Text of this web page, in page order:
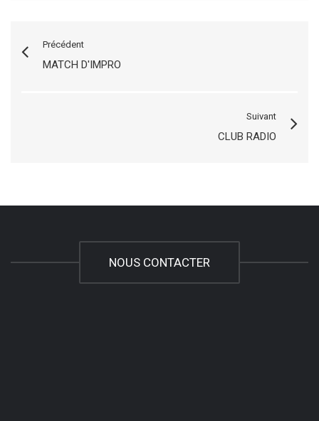
Précédent
MATCH D'IMPRO
Suivant
CLUB RADIO
NOUS CONTACTER